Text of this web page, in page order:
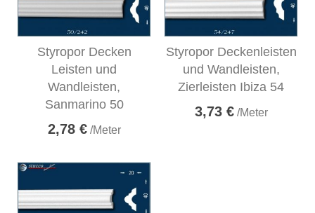
Styropor Decken
Leisten und
Wandleisten,
Sanmarino 50
2,78 €/Meter
Styropor Deckenleisten
und Wandleisten,
Zierleisten Ibiza 54
3,73 €/Meter